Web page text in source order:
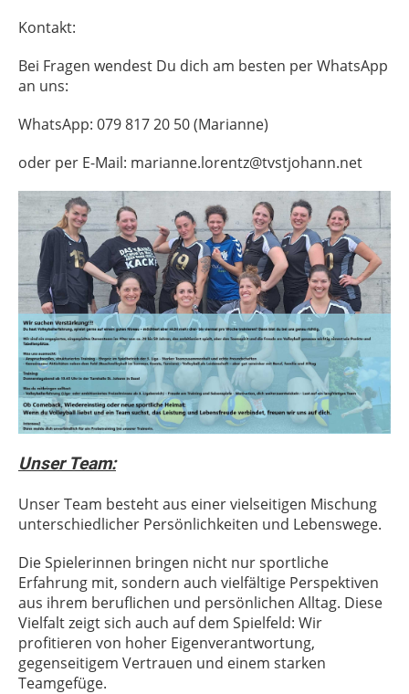
Kontakt:
Bei Fragen wendest Du dich am besten per WhatsApp
an uns:
WhatsApp: 079 817 20 50 (Marianne)
oder per E-Mail: marianne.lorentz@tvstjohann.net
Unser Team:
Unser Team besteht aus einer vielseitigen Mischung
unterschiedlicher Persönlichkeiten und Lebenswege.
Die Spielerinnen bringen nicht nur sportliche
Erfahrung mit, sondern auch vielfältige Perspektiven
aus ihrem beruflichen und persönlichen Alltag. Diese
Vielfalt zeigt sich auch auf dem Spielfeld: Wir
profitieren von hoher Eigenverantwortung,
gegenseitigem Vertrauen und einem starken
Teamgefüge.